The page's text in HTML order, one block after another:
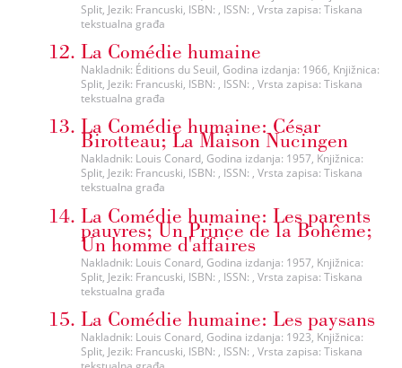
Split, Jezik: Francuski, ISBN: , ISSN: , Vrsta zapisa: Tiskana
tekstualna građa
La Comédie humaine
Nakladnik: Éditions du Seuil, Godina izdanja: 1966, Knjižnica:
Split, Jezik: Francuski, ISBN: , ISSN: , Vrsta zapisa: Tiskana
tekstualna građa
La Comédie humaine: César
Birotteau; La Maison Nucingen
Nakladnik: Louis Conard, Godina izdanja: 1957, Knjižnica:
Split, Jezik: Francuski, ISBN: , ISSN: , Vrsta zapisa: Tiskana
tekstualna građa
La Comédie humaine: Les parents
pauvres; Un Prince de la Bohême;
Un homme d'affaires
Nakladnik: Louis Conard, Godina izdanja: 1957, Knjižnica:
Split, Jezik: Francuski, ISBN: , ISSN: , Vrsta zapisa: Tiskana
tekstualna građa
La Comédie humaine: Les paysans
Nakladnik: Louis Conard, Godina izdanja: 1923, Knjižnica:
Split, Jezik: Francuski, ISBN: , ISSN: , Vrsta zapisa: Tiskana